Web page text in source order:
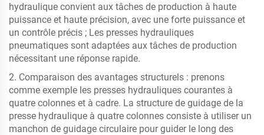
hydraulique convient aux tâches de production à haute
puissance et haute précision, avec une forte puissance et
un contrôle précis ; Les presses hydrauliques
pneumatiques sont adaptées aux tâches de production
nécessitant une réponse rapide.
2. Comparaison des avantages structurels : prenons
comme exemple les presses hydrauliques courantes à
quatre colonnes et à cadre. La structure de guidage de la
presse hydraulique à quatre colonnes consiste à utiliser un
manchon de guidage circulaire pour guider le long des